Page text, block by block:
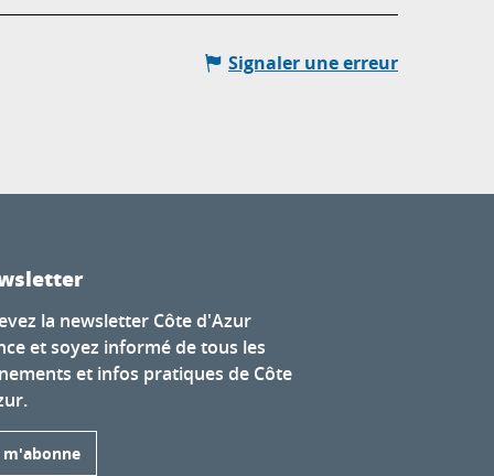
Signaler une erreur
la newsletter Côte d'Azur
et soyez informé de tous les
et infos pratiques de Côte
m'abonne